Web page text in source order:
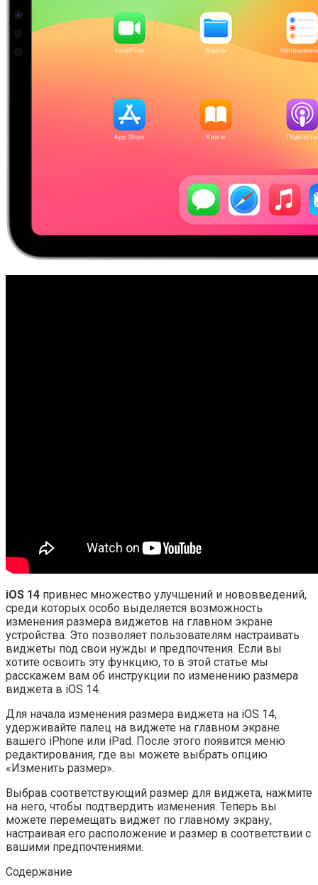
iOS 14 привнес множество улучшений и нововведений,
среди которых особо выделяется возможность
изменения размера виджетов на главном экране
устройства. Это позволяет пользователям настраивать
виджеты под свои нужды и предпочтения. Если вы
хотите освоить эту функцию, то в этой статье мы
расскажем вам об инструкции по изменению размера
виджета в iOS 14.
Для начала изменения размера виджета на iOS 14,
удерживайте палец на виджете на главном экране
вашего iPhone или iPad. После этого появится меню
редактирования, где вы можете выбрать опцию
«Изменить размер».
Выбрав соответствующий размер для виджета, нажмите
на него, чтобы подтвердить изменения. Теперь вы
можете перемещать виджет по главному экрану,
настраивая его расположение и размер в соответствии с
вашими предпочтениями.
Содержание